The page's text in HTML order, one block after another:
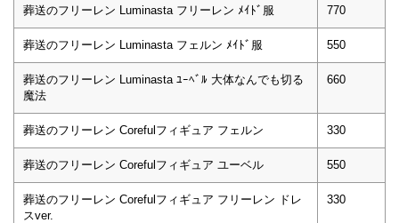
葬送のフリーレン Luminasta フリーレン ﾒｲﾄﾞ服 770
葬送のフリーレン Luminasta フェルン ﾒｲﾄﾞ服 550
葬送のフリーレン Luminasta ﾕｰﾍﾞﾙ 大体なんでも切る
魔法
660
葬送のフリーレン Corefulフィギュア フェルン 330
葬送のフリーレン Corefulフィギュア ユーベル 550
葬送のフリーレン Corefulフィギュア フリーレン ドレ
スver.
330